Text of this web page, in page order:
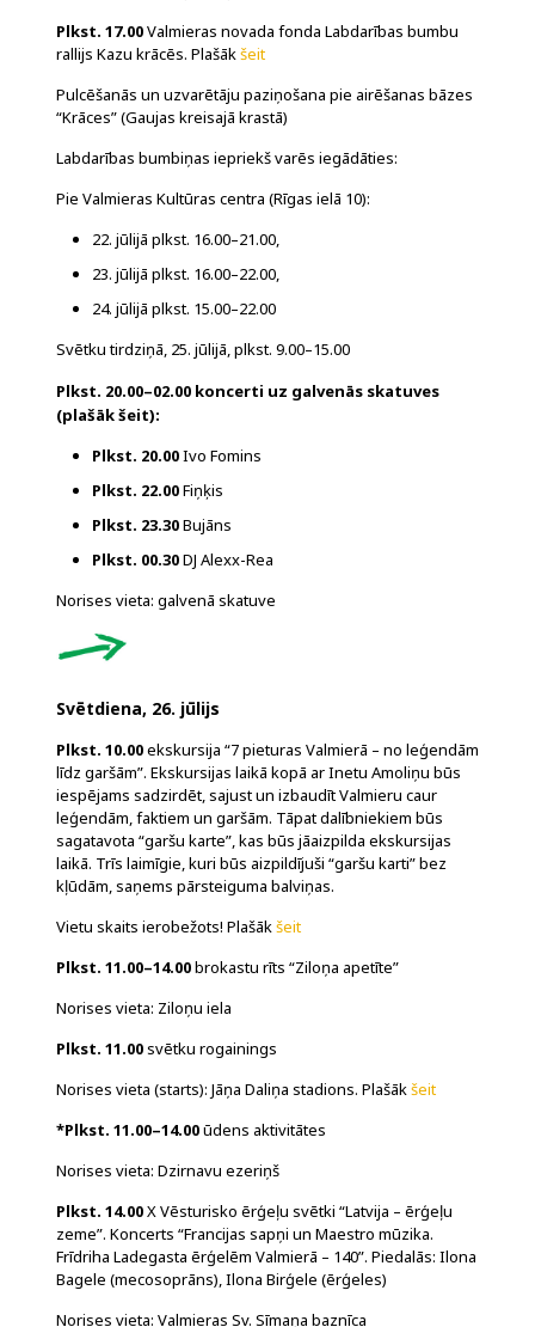
Plkst. 17.00Valmieras novada fonda Labdarības bumbu
rallijs Kazu krācēs. Plašākšeit
Pulcēšanās un uzvarētāju paziņošana pie airēšanas bāzes
“Krāces” (Gaujas kreisajā krastā)
Labdarības bumbiņas iepriekš varēs iegādāties:
Pie Valmieras Kultūras centra (Rīgas ielā 10):
22. jūlijā plkst. 16.00–21.00,
23. jūlijā plkst. 16.00–22.00,
24. jūlijā plkst. 15.00–22.00
Svētku tirdziņā, 25. jūlijā, plkst. 9.00–15.00
Plkst. 20.00–02.00 koncerti uz galvenās skatuves
(plašākšeit):
Plkst. 20.00Ivo Fomins
Plkst. 22.00Fiņķis
Plkst. 23.30Bujāns
Plkst. 00.30DJ Alexx-Rea
Norises vieta: galvenā skatuve
Svētdiena, 26. jūlijs
Plkst. 10.00ekskursija “7 pieturas Valmierā – no leģendām
līdz garšām”. Ekskursijas laikā kopā ar Inetu Amoliņu būs
iespējams sadzirdēt, sajust un izbaudīt Valmieru caur
leģendām, faktiem un garšām. Tāpat dalībniekiem būs
sagatavota “garšu karte”, kas būs jāaizpilda ekskursijas
laikā. Trīs laimīgie, kuri būs aizpildījuši “garšu karti” bez
kļūdām, saņems pārsteiguma balviņas.
Vietu skaits ierobežots! Plašākšeit
Plkst. 11.00–14.00brokastu rīts “Ziloņa apetīte”
Norises vieta: Ziloņu iela
Plkst. 11.00svētku rogainings
Norises vieta (starts): Jāņa Daliņa stadions. Plašākšeit
*Plkst. 11.00–14.00ūdens aktivitātes
Norises vieta: Dzirnavu ezeriņš
Plkst. 14.00X Vēsturisko ērģeļu svētki “Latvija – ērģeļu
zeme”. Koncerts “Francijas sapņi un Maestro mūzika.
Frīdriha Ladegasta ērģelēm Valmierā – 140”. Piedalās: Ilona
Bagele (mecosoprāns), Ilona Birģele (ērģeles)
Norises vieta: Valmieras Sv. Sīmaņa baznīca